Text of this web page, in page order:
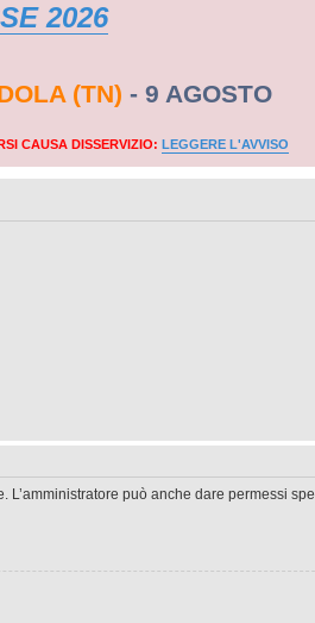
2026
(TN) - 9 AGOSTO
CAUSA DISSERVIZIO: LEGGERE L'AVVISO
può anche dare permessi